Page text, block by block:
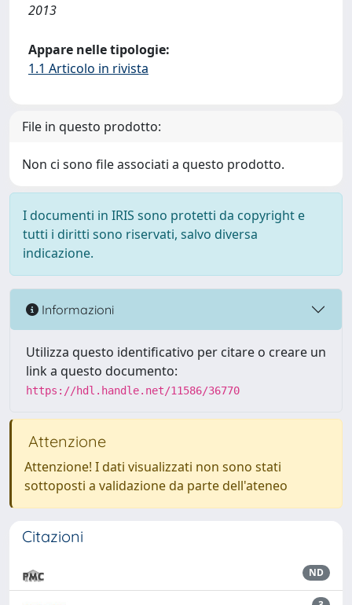
2013
Appare nelle tipologie:
1.1 Articolo in rivista
File in questo prodotto:
Non ci sono file associati a questo prodotto.
I documenti in IRIS sono protetti da copyright e
tutti i diritti sono riservati, salvo diversa
indicazione.
Informazioni
Utilizza questo identificativo per citare o creare un
link a questo documento:
https://hdl.handle.net/11586/36770
Attenzione
Attenzione! I dati visualizzati non sono stati
sottoposti a validazione da parte dell'ateneo
Citazioni
ND